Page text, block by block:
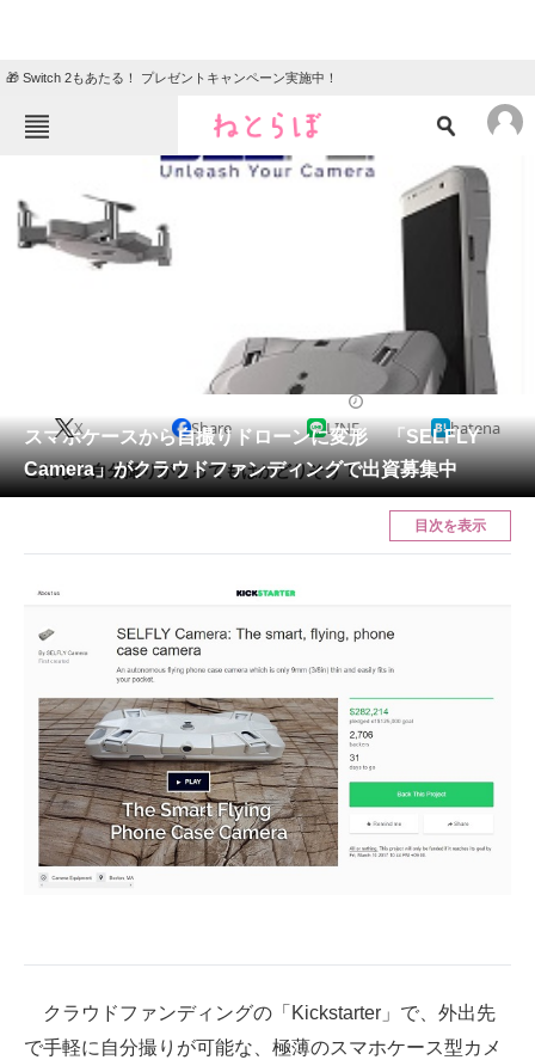
🎁 Switch 2もあたる！ プレゼントキャンペーン実施中！
ねとらぼメニュー
TOP
エンタメ
教育・育児
リサーチ
会員記事
メディア
スマホと通信の最新トレンド
進化するPCとデバイスの未来
好きが集まる 比べて選べる
ビジネスと働き方のヒント
AI活用のいまが分かる
ITエンジニア向け専門サイト
スマホケースから自撮りドローンに変形 「SELFLY
Camera」がクラウドファンディングで出資募集中
X Share LINE hatena
これなら自分撮りがとってもはかどりそう！
目次を表示
クラウドファンディングの「Kickstarter」で、外出先
で手軽に自分撮りが可能な、極薄のスマホケース型カメ